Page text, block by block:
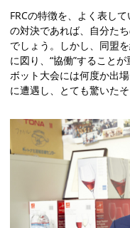
FRCの特徴を、よく表し
の対決であれば、自分た
でしょう。しかし、同盟
に図り、“協働”すること
ボット大会には何度か出
に遭遇し、とても驚いたそ